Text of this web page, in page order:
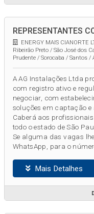
REPRESENTANTES
ENERGY MAIS CIANORTE
Ribeirão Preto / São José dos
Prudente / Sorocaba / Santos
A AG Instalações Ltda
com registro ativo e
negociar, com
soluções em captação e
Caberá aos
todo o estado de São
Se alguma das vagas
WhatsApp, para o
Mais Detalhes